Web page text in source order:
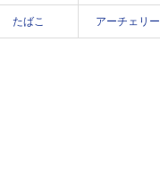
たばこ アーチェリー